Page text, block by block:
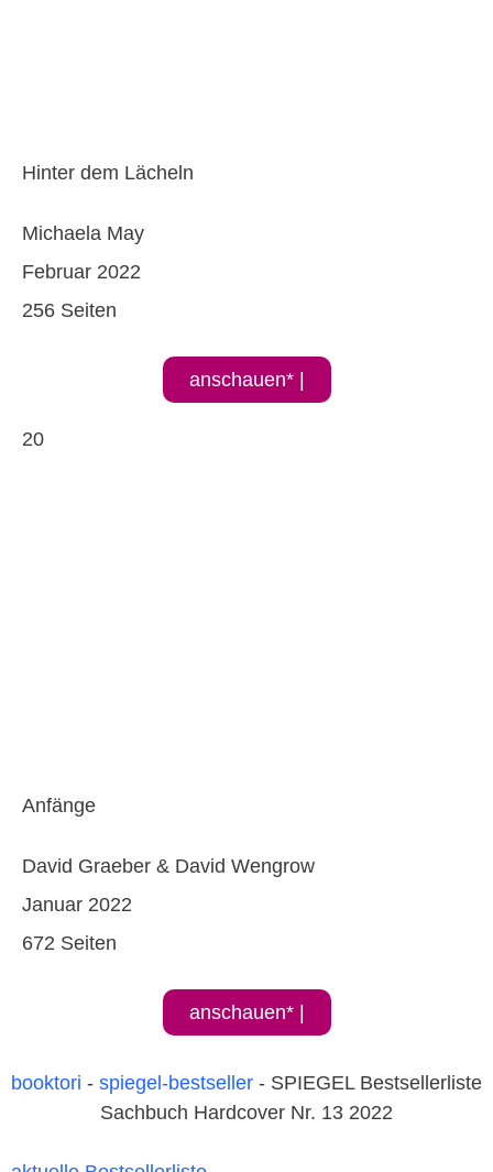
Hinter dem Lächeln
Michaela May
Februar 2022
256 Seiten
anschauen* |
20
Anfänge
David Graeber & David Wengrow
Januar 2022
672 Seiten
anschauen* |
booktori - spiegel-bestseller - SPIEGEL Bestsellerliste
Sachbuch Hardcover Nr. 13 2022